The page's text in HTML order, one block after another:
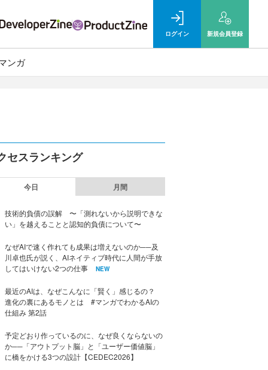
ログイン 新規会員登録
ンガ
セスランキング
今日 月間
技術的負債の誤解 〜「測れないから説明できな
い」を越えることと認知的負債について〜
なぜAIで速く作れても成果は増えないのか──及
川卓也氏が説く、AIネイティブ時代に人間が手放
してはいけない2つの仕事
NEW
最近のAIは、なぜこんなに「賢く」感じるの？
進化の裏にあるモノとは #マンガでわかるAIの
仕組み 第2話
予定どおり作っているのに、なぜ良くならないの
か──「アウトプット脳」と「ユーザー価値脳」
に橋をかける3つの設計【CEDEC2026】